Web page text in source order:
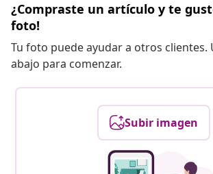
¿Compraste un artículo y te
foto!
Tu foto puede ayudar a otros clientes.
abajo para comenzar.
Subir imagen